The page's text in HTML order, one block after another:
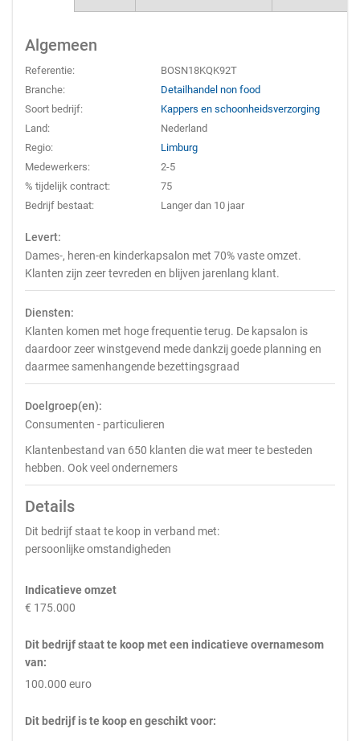
Algemeen
Referentie:
BOSN18KQK92T
Branche:
Detailhandel non food
Soort bedrijf:
Kappers en schoonheidsverzorging
Land:
Nederland
Regio:
Limburg
Medewerkers:
2-5
% tijdelijk contract:
75
Bedrijf bestaat:
Langer dan 10 jaar
Levert:
Dames-, heren-en kinderkapsalon met 70% vaste omzet.
Klanten zijn zeer tevreden en blijven jarenlang klant.
Diensten:
Klanten komen met hoge frequentie terug. De kapsalon is
daardoor zeer winstgevend mede dankzij goede planning en
daarmee samenhangende bezettingsgraad
Doelgroep(en):
Consumenten - particulieren
Klantenbestand van 650 klanten die wat meer te besteden
hebben. Ook veel ondernemers
Details
Dit bedrijf staat te koop in verband met:
persoonlijke omstandigheden
Indicatieve omzet
€ 175.000
Dit bedrijf staat te koop met een indicatieve overnamesom
van:
100.000 euro
Dit bedrijf is te koop en geschikt voor: